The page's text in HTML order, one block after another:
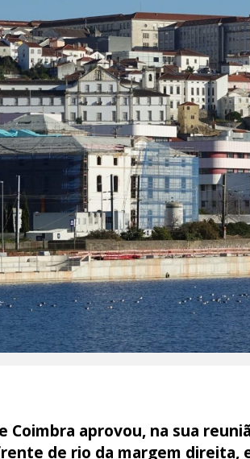
Coimbra aprovou, na sua
de rio da margem direita,